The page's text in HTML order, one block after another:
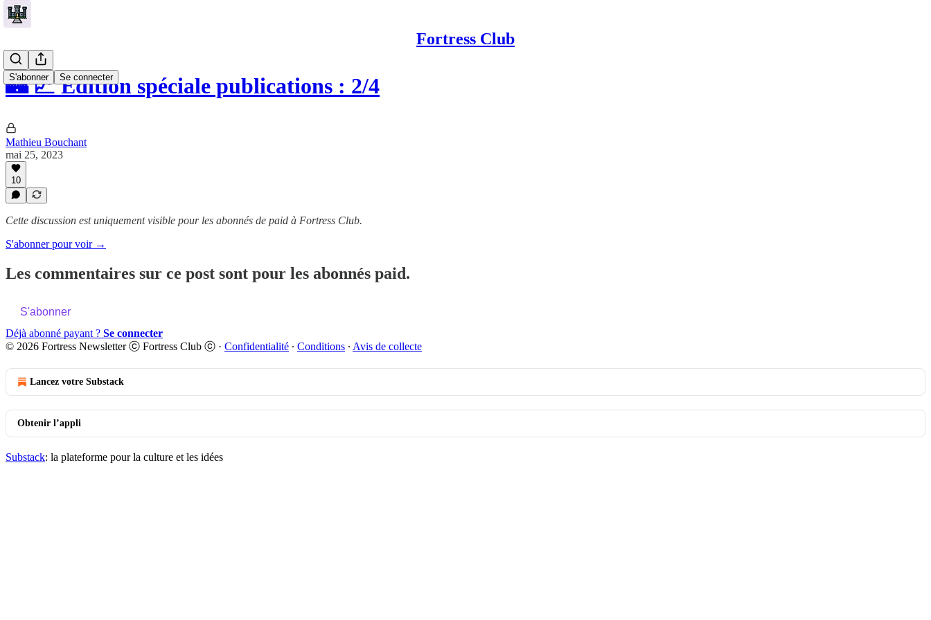
Fortress Club
S'abonner Se connecter
🏰 💹 Edition spéciale publications : 2/4
Mathieu Bouchant
mai 25, 2023
10
Cette discussion est uniquement visible pour les abonnés de paid à Fortress Club.
S'abonner pour voir →
Les commentaires sur ce post sont pour les abonnés paid.
S'abonner
Déjà abonné payant ? Se connecter
© 2026 Fortress Newsletter ⓒ Fortress Club ⓒ · Confidentialité ∙ Conditions ∙ Avis de collecte
Lancez votre Substack
Obtenir l’appli
Substack: la plateforme pour la culture et les idées